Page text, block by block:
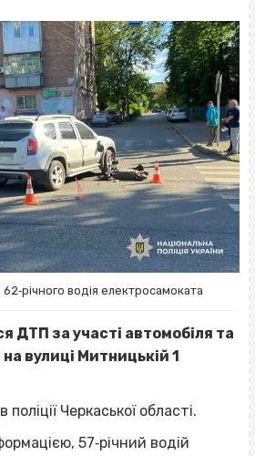
водія електросамоката
ДТП за участі автомобіля та
вулиці Митницькій 1
в поліції Черкаської області.
57‐річний водій